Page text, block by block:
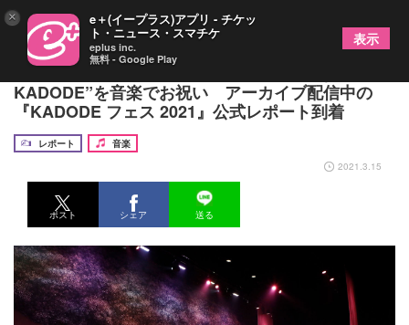
清水翔太、Little Glee Monsterらが“みんなの
KADODE”を音楽でお祝い アーカイブ配信中の
『KADODE フェス 2021』公式レポート到着
レポート
音楽
2021.3.15
ポスト シェア 送る
× e＋(イープラス)アプリ - チケッ
ト・ニュース・スマチケ
eplus inc.
無料 - Google Play
表示